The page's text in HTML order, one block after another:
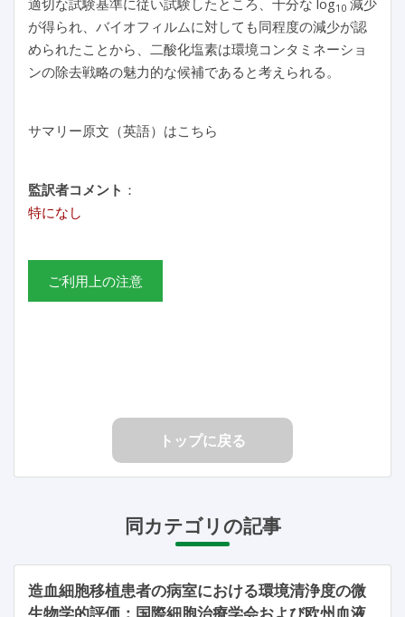
適切な試験基準に従い試験したところ、十分な log10 減少
が得られ、バイオフィルムに対しても同程度の減少が認
められたことから、二酸化塩素は環境コンタミネーショ
ンの除去戦略の魅力的な候補であると考えられる。
サマリー原文（英語）はこちら
監訳者コメント ：
特になし
ご利用上の注意
トップに戻る
同カテゴリの記事
造血細胞移植患者の病室における環境清浄度の微